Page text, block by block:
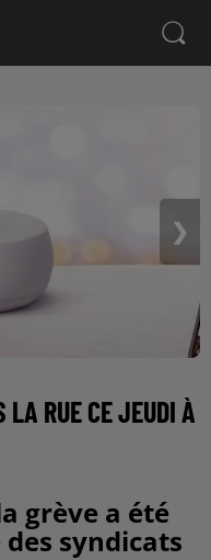
❯
LA RUE CE JEUDI À
grève a été
syndicats